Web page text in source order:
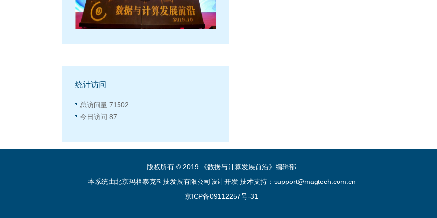
统计访问
总访问量:71502
今日访问:87
版权所有 © 2019 《数据与计算发展前沿》编辑部
本系统由北京玛格泰克科技发展有限公司设计开发 技术支持：support@magtech.com.cn
京ICP备09112257号-31